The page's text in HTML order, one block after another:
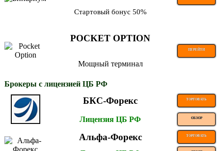
Стартовый бонус 50%
POCKET OPTION
ПЕРЕЙТИ
Мощный терминал
Брокеры с лицензией ЦБ РФ
БКС-Форекс ТОРГОВАТЬ
Лицензия ЦБ РФ ОБЗОР
Альфа-Форекс ТОРГОВАТЬ